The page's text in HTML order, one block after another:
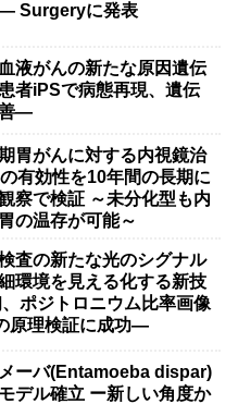
Surgeryに発表
液がんの新たな原因遺伝
者iPSで病態再現、遺伝
善―
胃がんに対する内視鏡治
有効性を10年間の長期に
察で検証 ～未分化型も内
の温存が可能～
査の新たな光のシグナル
環境を見える化する新技
ポジトロニウム比率画像
原理検証に成功―
ーバ(Entamoeba dispar)
デル確立 ー新しい角度か